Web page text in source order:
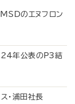
のエヌフロン
年公表のP3結
・浦田社長